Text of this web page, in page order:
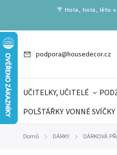
🌴 Hola, hola, léto
podpora@housedecor.cz
UČITELKY, UČITELÉ
POLŠTÁŘKY VONNÉ SVÍČKY
DÁRKOVÉ VOUCHERY
Domů / DÁRKY / DÁRKOVÁ